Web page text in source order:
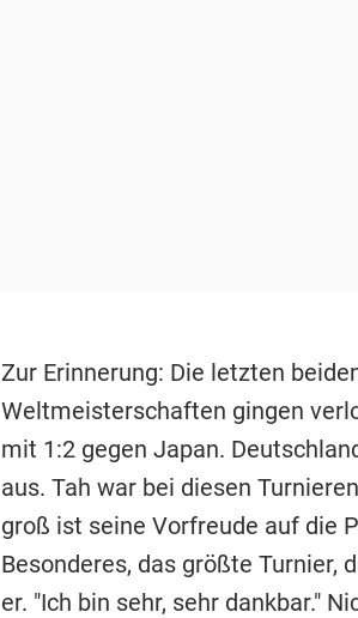
Zur Erinnerung: Die letzten
Weltmeisterschaften gingen
mit 1:2 gegen Japan.
aus. Tah war bei diesen
groß ist seine Vorfreude auf die
Besonderes, das größte Turnier,
er. "Ich bin sehr, sehr dankbar."